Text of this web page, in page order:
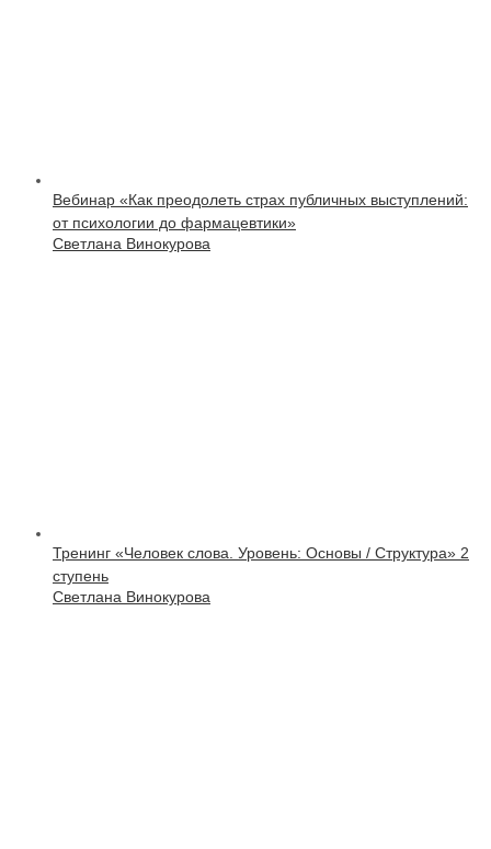
Вебинар «Как преодолеть страх публичных выступлений:
от психологии до фармацевтики»
Светлана Винокурова
Тренинг «Человек слова. Уровень: Основы / Структура» 2
ступень
Светлана Винокурова